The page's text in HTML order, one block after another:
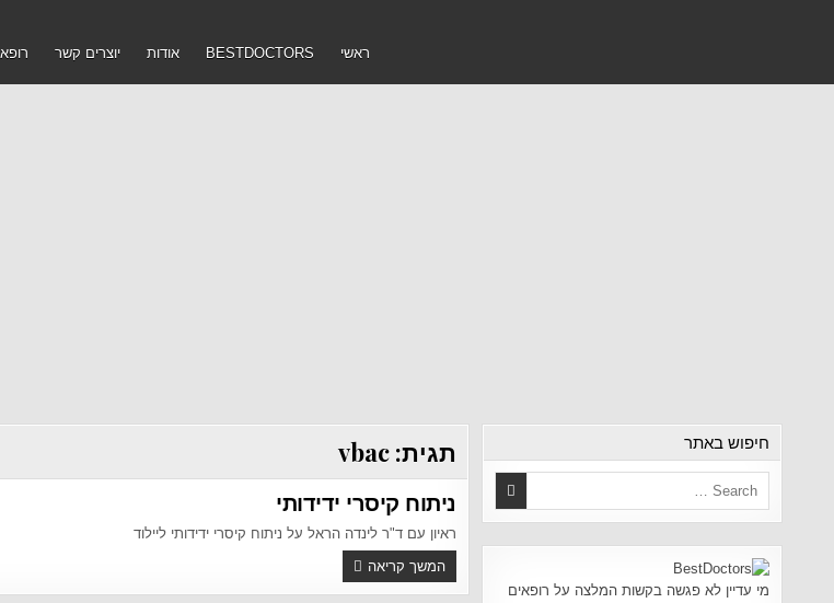
ראשי BESTDOCTORS אודות יוצרים קשר
תגית:vbac
ניתוח קיסרי ידידותי
ראיון עם ד"ר לינדה הראל על ניתוח קיסרי ידידותי ליילוד
המשך קריאה
חיפוש באתר
מי עדיין לא פגשה בקשות המלצה על רופאים